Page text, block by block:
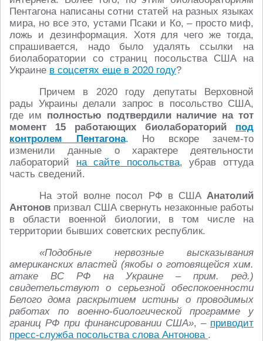
Пентагона написаны сотни статей на разных языках
мира, но все это, устами Псаки и Ко, – просто миф,
ложь и дезинформация. Хотя для чего же тогда,
спрашивается, надо было удалять ссылки на
биолаборатории со страниц посольства США на
Украине в соцсетях еще в 2020 году?
Причем в 2020 году депутаты Верховной
рады Украины делали запрос в посольство США,
где им полностью подтвердили наличие на тот
момент 15 работающих биолабораторий под
контролем Пентагона. Но вскоре зачем-то
изменили данные о характере деятельности
лабораторий на сайте посольства, убрав оттуда
часть сведений.
На этой волне посол РФ в США Анатолий
Антонов призвал США свернуть незаконные работы
в области военной биологии, в том числе на
территории бывших советских республик.
«Подобные нервозные высказывания
американских властей (якобы о готовящейся хим.
атаке ВС РФ на Украине – прим. ред.)
свидетельствуют о серьезной обеспокоенности
Белого дома раскрытием истины о проводимых
работах по военно-биологической программе у
границ РФ при финансировании США», – приводит
пресс-служба посольства слова Антонова .